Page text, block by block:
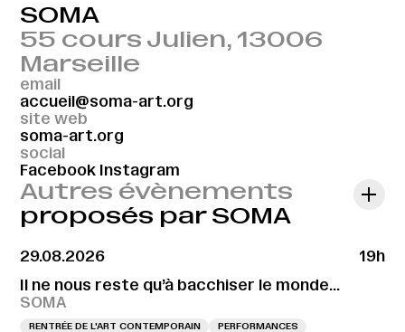
SOMA
55 cours Julien, 13006
Marseille
email
accueil@soma-art.org
site web
soma-art.org
social
Facebook Instagram
Autres évènements
proposés par SOMA
29.08.2026
19h
Il ne nous reste qu’à bacchiser le monde…
SOMA
RENTRÉE DE L'ART CONTEMPORAIN
PERFORMANCES